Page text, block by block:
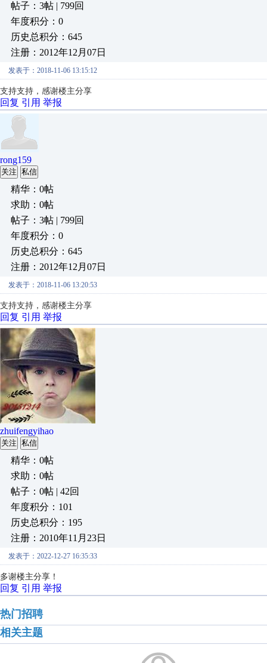
帖子：3帖 | 799回
年度积分：0
历史总积分：645
注册：2012年12月07日
发表于：2018-11-06 13:15:12
支持支持，感谢楼主分享
回复 引用 举报
rong159
关注 私信
精华：0帖
求助：0帖
帖子：3帖 | 799回
年度积分：0
历史总积分：645
注册：2012年12月07日
发表于：2018-11-06 13:20:53
支持支持，感谢楼主分享
回复 引用 举报
zhuifengyihao
关注 私信
精华：0帖
求助：0帖
帖子：0帖 | 42回
年度积分：101
历史总积分：195
注册：2010年11月23日
发表于：2022-12-27 16:35:33
多谢楼主分享！
回复 引用 举报
热门招聘
相关主题